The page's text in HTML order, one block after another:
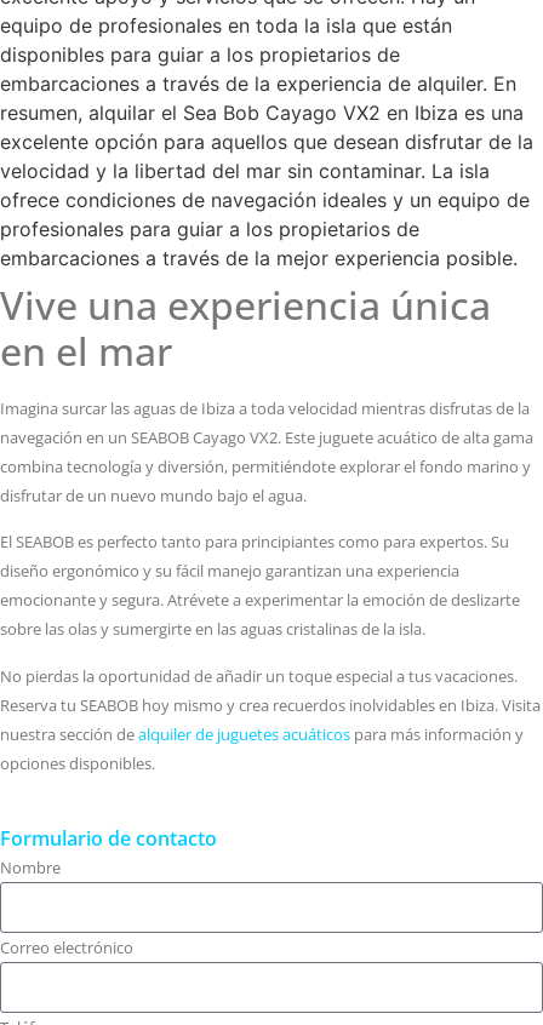
equipo de profesionales en toda la isla que están
disponibles para guiar a los propietarios de
embarcaciones a través de la experiencia de alquiler. En
resumen, alquilar el Sea Bob Cayago VX2 en Ibiza es una
excelente opción para aquellos que desean disfrutar de la
velocidad y la libertad del mar sin contaminar. La isla
ofrece condiciones de navegación ideales y un equipo de
profesionales para guiar a los propietarios de
embarcaciones a través de la mejor experiencia posible.
Vive una experiencia única
en el mar
Imagina surcar las aguas de Ibiza a toda velocidad mientras disfrutas de la
navegación en un SEABOB Cayago VX2. Este juguete acuático de alta gama
combina tecnología y diversión, permitiéndote explorar el fondo marino y
disfrutar de un nuevo mundo bajo el agua.
El SEABOB es perfecto tanto para principiantes como para expertos. Su
diseño ergonómico y su fácil manejo garantizan una experiencia
emocionante y segura. Atrévete a experimentar la emoción de deslizarte
sobre las olas y sumergirte en las aguas cristalinas de la isla.
No pierdas la oportunidad de añadir un toque especial a tus vacaciones.
Reserva tu SEABOB hoy mismo y crea recuerdos inolvidables en Ibiza. Visita
nuestra sección dealquiler de juguetes acuáticos para más información y
opciones disponibles.
Formulario de contacto
Nombre
Correo electrónico